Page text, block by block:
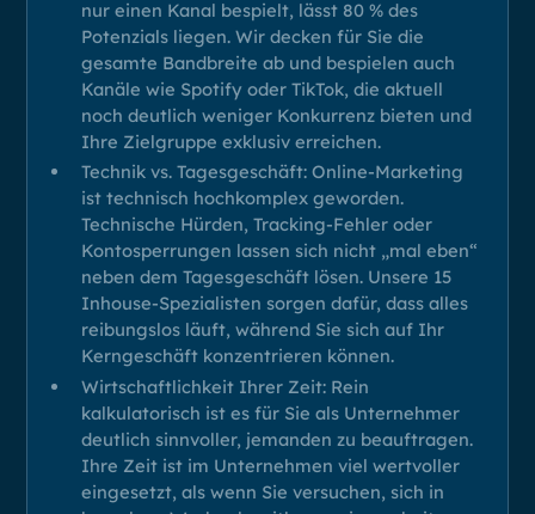
nur einen Kanal bespielt, lässt 80 % des
Potenzials liegen. Wir decken für Sie die
gesamte Bandbreite ab und bespielen auch
Kanäle wie Spotify oder TikTok, die aktuell
noch deutlich weniger Konkurrenz bieten und
Ihre Zielgruppe exklusiv erreichen.
Technik vs. Tagesgeschäft: Online-Marketing
ist technisch hochkomplex geworden.
Technische Hürden, Tracking-Fehler oder
Kontosperrungen lassen sich nicht „mal eben“
neben dem Tagesgeschäft lösen. Unsere 15
Inhouse-Spezialisten sorgen dafür, dass alles
reibungslos läuft, während Sie sich auf Ihr
Kerngeschäft konzentrieren können.
Wirtschaftlichkeit Ihrer Zeit: Rein
kalkulatorisch ist es für Sie als Unternehmer
deutlich sinnvoller, jemanden zu beauftragen.
Ihre Zeit ist im Unternehmen viel wertvoller
eingesetzt, als wenn Sie versuchen, sich in